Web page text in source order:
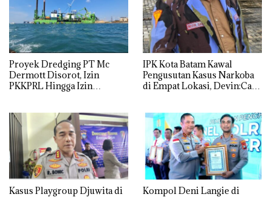
Proyek Dredging PT Mc
Dermott Disorot, Izin
PKKPRL Hingga Izin
IPK Kota Batam Kawal
Pengusutan Kasus Narkoba
di Empat Lokasi, Devin:Cari
Kasus Playgroup Djuwita di
Kompol Deni Langie di